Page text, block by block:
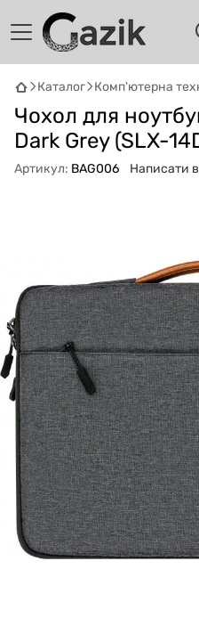
Каталог Комп'ютерна
Чохол для
Dark Grey (SLX-
Артикул: BAG006 Написати
Онлайн · пошук техніки
Привіт! 👋 Я Gazik AI